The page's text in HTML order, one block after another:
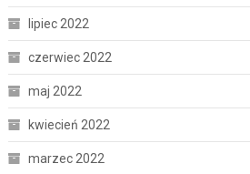
lipiec 2022
czerwiec 2022
maj 2022
kwiecień 2022
marzec 2022